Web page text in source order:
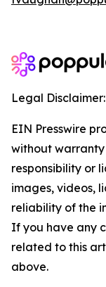
Legal Disclaimer:
EIN Presswire
without
responsibility or
images, videos,
reliability of the
If you have any
related to this
above.